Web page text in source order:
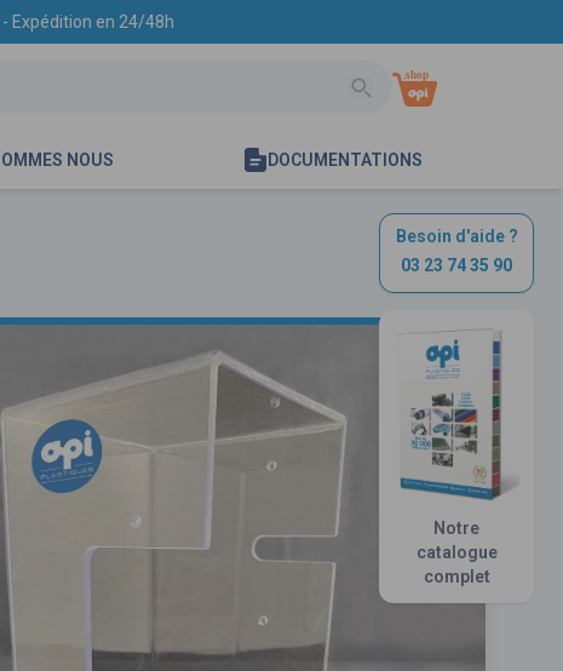
Besoin d'aide ?
03 23 74 35 90
Notre
catalogue
complet
Expédition en 24/48h
NOUS DOCUMENTATIONS